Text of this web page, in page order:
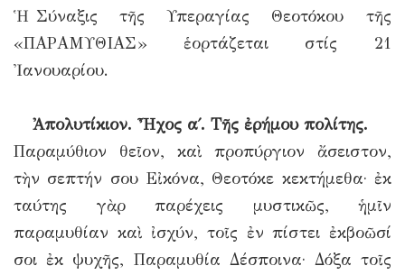
Ἡ Σύναξις τῆς Υπεραγίας Θεοτόκου τῆς
«ΠΑΡΑΜΥΘΙΑΣ» ἑορτάζεται στίς 21
Ἰανουαρίου.
Ἀπολυτίκιον. Ἦχος α΄. Τῆς ἐρήμου πολίτης.
Παραμύθιον θεῖον, καὶ προπύργιον ἄσειστον,
τὴν σεπτήν σου Εἰκόνα, Θεοτόκε κεκτήμεθα· ἐκ
ταύτης γὰρ παρέχεις μυστικῶς, ἡμῖν
παραμυθίαν καὶ ἰσχύν, τοῖς ἐν πίστει ἐκβοῶσί
σοι ἐκ ψυχῆς, Παραμυθία Δέσποινα· Δόξα τοῖς